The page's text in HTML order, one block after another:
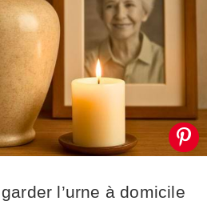
l’urne à domicile